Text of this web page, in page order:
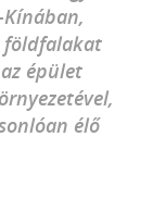
földfalakat
épület
élő